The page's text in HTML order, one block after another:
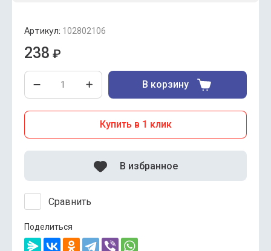
Артикул: 102802106
238 ₽
В корзину
Купить в 1 клик
Сравнить
В избранное
Поделиться